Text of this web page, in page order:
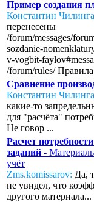
Пример создания
Константин
перенесены
/forum/messages/
sozdanie-
v-vogbit-
/forum/rules/
Сравнение
Константин
какие-то
для "расчёта"
Не говор ...
Расчет
заданий -
учёт
Zms.komissarov: Да,
не увидел, что
другого